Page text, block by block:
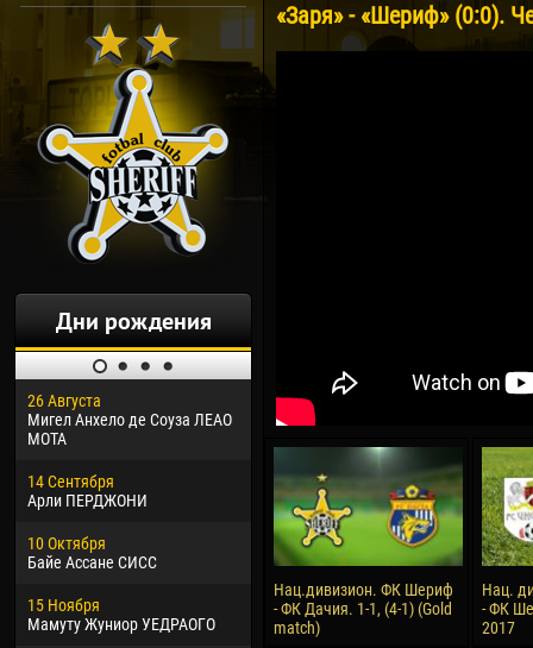
Дни рождения
26 Августа
Мигел Анхело де Соуза ЛЕАО
МОТА
14 Сентября
Арли ПЕРДЖОНИ
10 Октября
Байе Ассане СИСС
15 Ноября
Мамуту Жуниор УЕДРАОГО
30 Января
Дорасо Морео КЛАС
Владислав КОСТИН
02 Марта
Вячеслав КОЗМА
09 Марта
Эммануэль АФЕТСЕ
04
13
24
15
«Заря» - «Шериф» (0:0).
Нац.дивизион. ФК Шериф
- ФК Дачия. 1-1, (4-1) (Gold
match)
Нац.
- ФК
2017